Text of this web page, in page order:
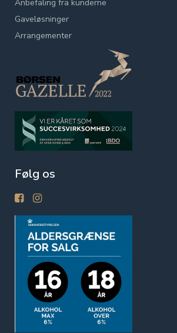
Anbefaling fra kunderne
Gaveløsninger
Arrangementer
Følg os